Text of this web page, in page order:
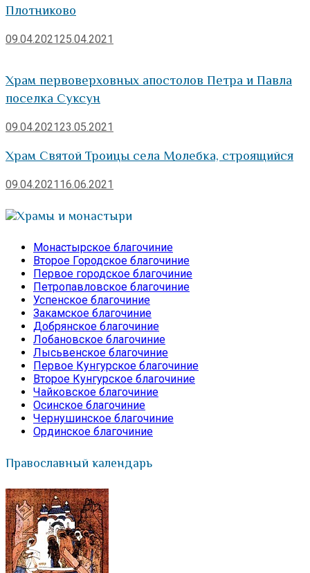
Плотниково
09.04.202125.04.2021
Храм первоверховных апостолов Петра и Павла
поселка Суксун
09.04.202123.05.2021
Храм Святой Троицы села Молебка, строящийся
09.04.2021 16.06.2021
Храмы и монастыри
Монастырское благочиние
Второе Городское благочиние
Первое городское благочиние
Петропавловское благочиние
Успенское благочиние
Закамское благочиние
Добрянское благочиние
Лобановское благочиние
Лысьвенское благочиние
Первое Кунгурское благочиние
Второе Кунгурское благочиние
Чайковское благочиние
Осинское благочиние
Чернушинское благочиние
Ординское благочиние
Православный календарь